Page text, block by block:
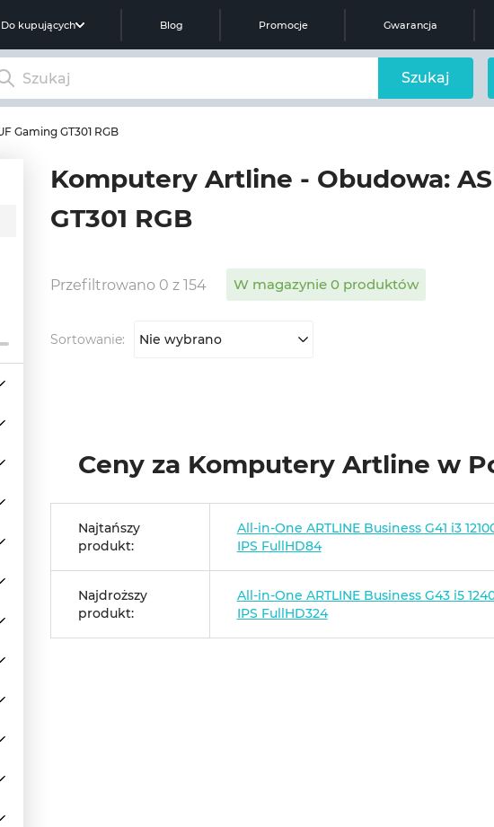
Do kupujących Blog Promocje Gwarancja
Szukaj
Gaming GT301 RGB
Komputery Artline - Obudowa:
GT301 RGB
Przefiltrowano 0 z 154 W magazynie 0 produktów
Sortowanie: Nie wybrano
Ceny za Komputery Artline w
Najtańszy
produkt:
All-in-One ARTLINE Business G41 i3
IPS FullHD84
Najdroższy
produkt:
All-in-One ARTLINE Business G43 i5
IPS FullHD324